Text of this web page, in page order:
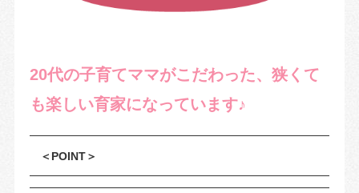
20代の子育てママがこだわった、狭くて
も楽しい育家になっています♪
＜POINT＞